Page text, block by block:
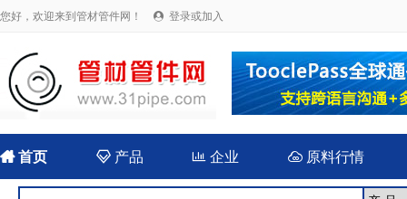
您好，欢迎来到管材管件网！  登录或加入
首页 产品  企业 原料行情